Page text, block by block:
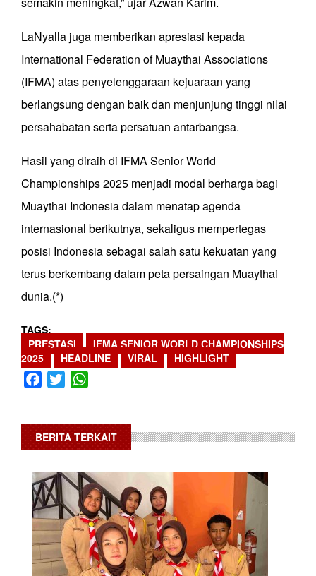
LaNyalla juga memberikan apresiasi kepada
International Federation of Muaythai Associations
(IFMA) atas penyelenggaraan kejuaraan yang
berlangsung dengan baik dan menjunjung tinggi nilai
persahabatan serta persatuan antarbangsa.
Hasil yang diraih di IFMA Senior World
Championships 2025 menjadi modal berharga bagi
Muaythai Indonesia dalam menatap agenda
internasional berikutnya, sekaligus mempertegas
posisi Indonesia sebagai salah satu kekuatan yang
terus berkembang dalam peta persaingan Muaythai
dunia.(*)
TAGS
PRESTASI
IFMA SENIOR WORLD CHAMPIONSHIPS
2025
HEADLINE VIRAL HIGHLIGHT
Facebook
Twitter
BERITA TERKAIT